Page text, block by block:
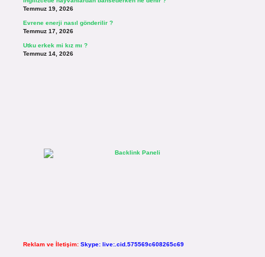
Temmuz 19, 2026
Evrene enerji nasıl gönderilir ?
Temmuz 17, 2026
Utku erkek mi kız mı ?
Temmuz 14, 2026
Reklam ve İletişim: Skype: live:.cid.575569c608265c69